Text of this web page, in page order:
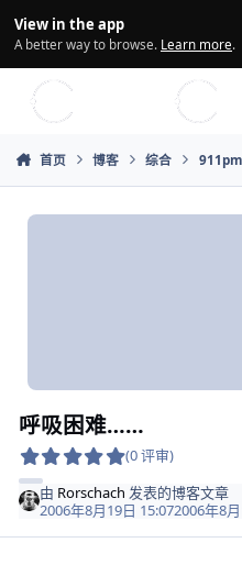
View in the app
A better way to browse. Learn more.
首页 博客 综合
呼吸困难……
(0 评审)
由 Rorschach 发表的博客文章
2006年8月19日 15:072006年8